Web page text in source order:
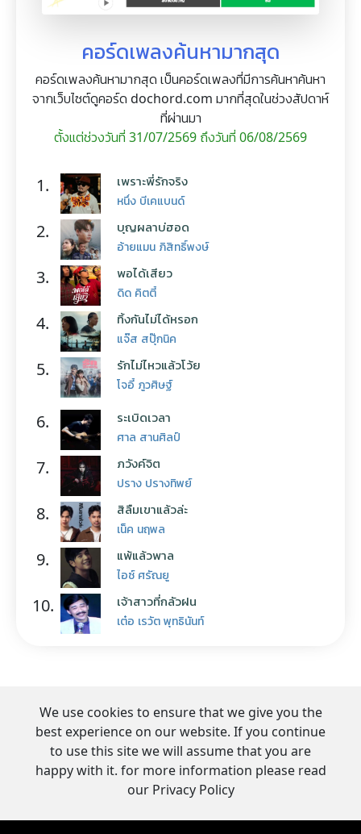
คอร์ดเพลงค้นหามากสุด
คอร์ดเพลงค้นหามากสุด เป็นคอร์ดเพลงที่มีการค้นหาค้นหา
จากเว็บไซต์ดูคอร์ด dochord.com มากที่สุดในช่วงสัปดาห์
ที่ผ่านมา
ตั้งแต่ช่วงวันที่ 31/07/2569 ถึงวันที่ 06/08/2569
1. เพราะพี่รักจริง
หนึ่ง บีเคแบนด์
2. บุญผลาบ่ฮอด
อ้ายแมน ภิสิทธิ์พงษ์
3. พอได้เสียว
ดิด คิตตี้
4. ทิ้งกันไม่ได้หรอก
แจ๊ส สปุ๊กนิค
5. รักไม่ไหวแล้วโว้ย
โจอี้ ภูวศิษฐ์
6. ระเบิดเวลา
ศาล สานศิลป์
7. ภวังค์จิต
ปราง ปรางทิพย์
8. สิลืมเขาแล้วล่ะ
เน็ค นฤพล
9. แพ้แล้วพาล
ไอซ์ ศรัณยู
10. เจ้าสาวที่กลัวฝน
เต๋อ เรวัต พุทธินันท์
We use cookies to ensure that we give you the
best experience on our website. If you continue
to use this site we will assume that you are
happy with it. for more information please read
our Privacy Policy